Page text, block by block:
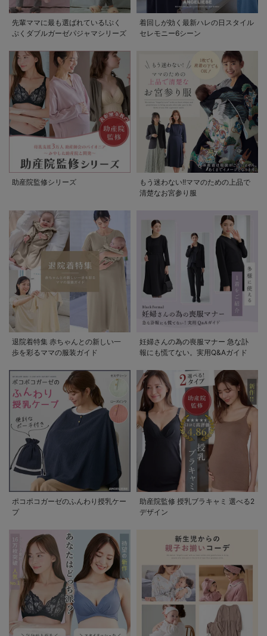
先輩ママに最も選ばれている!ぷく
ぷくダブルガーゼパジャマシリーズ
着回しが効く最新ハレの日スタイル
セレモニー6シーン
助産院監修シリーズ
もう迷わない!!ママのための上品で
清楚なお宮参り服
退院着特集 赤ちゃんとの新しい一
歩を彩るママの服装ガイド
妊婦さんの為の喪服マナー 急な訃
報にも慌てない。実用Q&Aガイド
ポコポコガーゼのふんわり授乳ケー
プ
助産院監修 授乳ブラキャミ 選べる2
デザイン